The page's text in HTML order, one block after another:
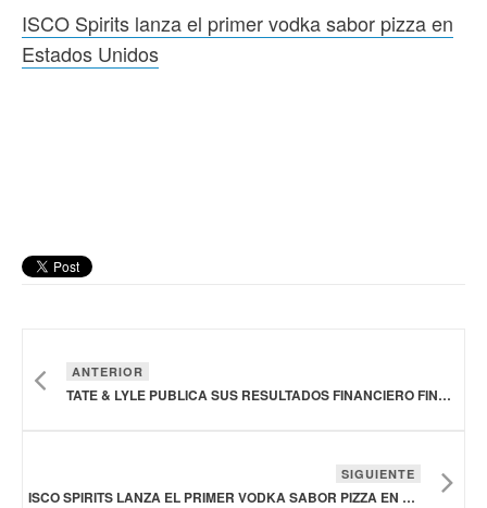
ISCO Spirits lanza el primer vodka sabor pizza en
Estados Unidos
ANTERIOR
TATE & LYLE PUBLICA SUS RESULTADOS FINANCIERO FINALIZADOS AL 31 DE MARZO
SIGUIENTE
ISCO SPIRITS LANZA EL PRIMER VODKA SABOR PIZZA EN ESTADOS UNIDOS